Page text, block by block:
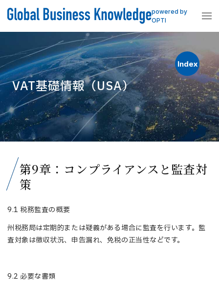
powered by
OPTI
VAT基礎情報（USA）
第9章：コンプライアンスと監査対
策
9.1 税務監査の概要
州税務局は定期的または疑義がある場合に監査を行います。監
査対象は徴収状況、申告漏れ、免税の正当性などです。
9.2 必要な書類
Index